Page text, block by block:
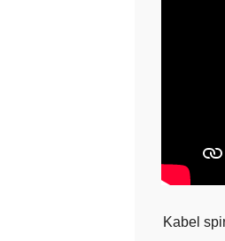
Kabel